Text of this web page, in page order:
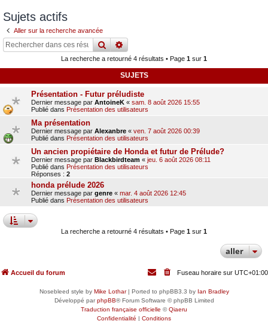
Sujets actifs
Aller sur la recherche avancée
rechercher
recherche
La recherche a retourné 4 résultats • Page 1 sur 1
SUJETS
Présentation - Futur préludiste
Dernier message par AntoineK « sam. 8 août 2026 15:55
Publié dans Présentation des utilisateurs
Ma présentation
Dernier message par Alexanbre « ven. 7 août 2026 00:39
Publié dans Présentation des utilisateurs
Un ancien propiétaire de Honda et futur de Prélude?
Dernier message par Blackbirdteam « jeu. 6 août 2026 08:11
Publié dans Présentation des utilisateurs
Réponses : 2
honda prélude 2026
Dernier message par genre « mar. 4 août 2026 12:45
Publié dans Présentation des utilisateurs
La recherche a retourné 4 résultats • Page 1 sur 1
aller
Accueil du forum Fuseau horaire sur UTC+01:00
Nosebleed style by Mike Lothar| Ported to phpBB3.3 by Ian Bradley
Développé parphpBB® Forum Software © phpBB Limited
Traduction française officielle ©Qiaeru
Confidentialité | Conditions